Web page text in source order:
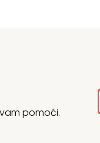
pomoći.